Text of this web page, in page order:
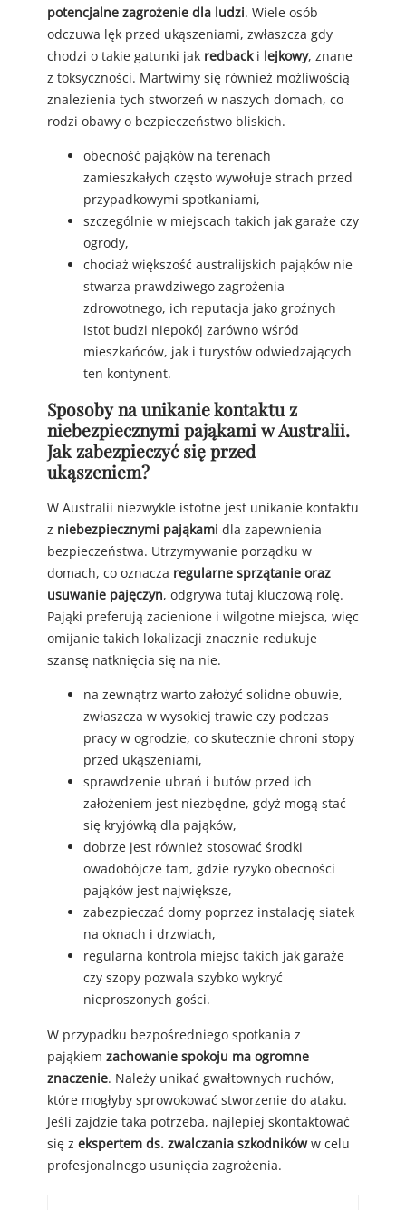
potencjalne zagrożenie dla ludzi. Wiele osób
odczuwa lęk przed ukąszeniami, zwłaszcza gdy
chodzi o takie gatunki jak redbacki lejkowy, znane
z toksyczności. Martwimy się również możliwością
znalezienia tych stworzeń w naszych domach, co
rodzi obawy o bezpieczeństwo bliskich.
obecność pająków na terenach
zamieszkałych często wywołuje strach przed
przypadkowymi spotkaniami,
szczególnie w miejscach takich jak garaże czy
ogrody,
chociaż większość australijskich pająków nie
stwarza prawdziwego zagrożenia
zdrowotnego, ich reputacja jako groźnych
istot budzi niepokój zarówno wśród
mieszkańców, jak i turystów odwiedzających
ten kontynent.
Sposoby na unikanie kontaktu z
niebezpiecznymi pająkami w Australii.
Jak zabezpieczyć się przed
ukąszeniem?
W Australii niezwykle istotne jest unikanie kontaktu
z niebezpiecznymi pająkami dla zapewnienia
bezpieczeństwa. Utrzymywanie porządku w
domach, co oznacza regularne sprzątanie oraz
usuwanie pajęczyn, odgrywa tutaj kluczową rolę.
Pająki preferują zacienione i wilgotne miejsca, więc
omijanie takich lokalizacji znacznie redukuje
szansę natknięcia się na nie.
na zewnątrz warto założyć solidne obuwie,
zwłaszcza w wysokiej trawie czy podczas
pracy w ogrodzie, co skutecznie chroni stopy
przed ukąszeniami,
sprawdzenie ubrań i butów przed ich
założeniem jest niezbędne, gdyż mogą stać
się kryjówką dla pająków,
dobrze jest również stosować środki
owadobójcze tam, gdzie ryzyko obecności
pająków jest największe,
zabezpieczać domy poprzez instalację siatek
na oknach i drzwiach,
regularna kontrola miejsc takich jak garaże
czy szopy pozwala szybko wykryć
nieproszonych gości.
W przypadku bezpośredniego spotkania z
pająkiem zachowanie spokoju ma ogromne
znaczenie. Należy unikać gwałtownych ruchów,
które mogłyby sprowokować stworzenie do ataku.
Jeśli zajdzie taka potrzeba, najlepiej skontaktować
się z ekspertem ds. zwalczania szkodnikóww celu
profesjonalnego usunięcia zagrożenia.